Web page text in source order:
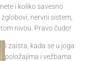
i koliko savesno
nervni sistem,
nivou. Pravo čudo!
I zaista, kada se u joga
položajima i vežbama